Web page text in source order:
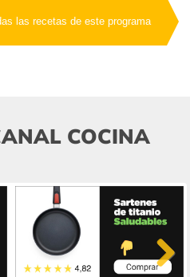
las recetas de este programa
COCINA